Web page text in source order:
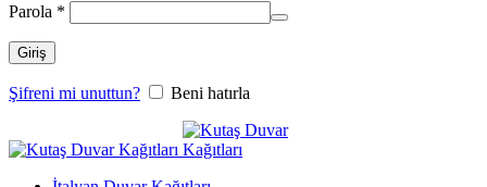
Parola *
Giriş
Şifreni mi unuttun? Beni hatırla